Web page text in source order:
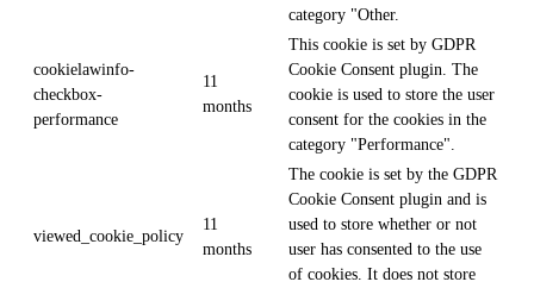
category "Other.
cookielawinfo-
checkbox-
performance
11
months
This cookie is set by GDPR
Cookie Consent plugin. The
cookie is used to store the user
consent for the cookies in the
category "Performance".
viewed_cookie_policy
11
months
The cookie is set by the GDPR
Cookie Consent plugin and is
used to store whether or not
user has consented to the use
of cookies. It does not store